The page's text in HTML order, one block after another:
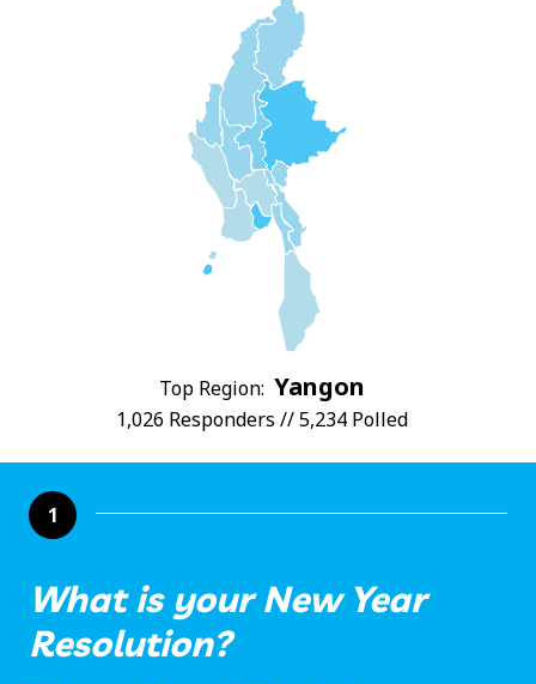
Top Region: Yangon
1,026 Responders // 5,234 Polled
1
What is your New Year
Resolution?